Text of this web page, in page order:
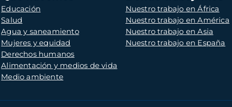
Educación
Salud
Agua y saneamiento
Mujeres y equidad
Derechos humanos
Alimentación y medios de vida
Medio ambiente
Nuestro trabajo en África
Nuestro trabajo en América
Nuestro trabajo en Asia
Nuestro trabajo en España